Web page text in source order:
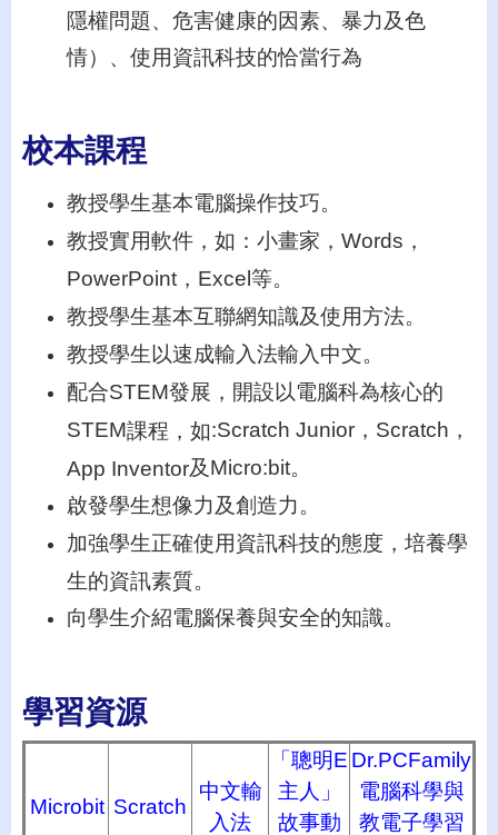
隱權問題、危害健康的因素、暴力及色
情）、使用資訊科技的恰當行為
校本課程
教授學生基本電腦操作技巧。
教授實用軟件，如：小畫家， Words ，
PowerPoint ，Excel 等。
教授學生基本互聯網知識及使用方法。
教授學生以速成輸入法輸入中文。
配合STEM發展，開設以電腦科為核心的
STEM課程，如:Scratch Junior，Scratch，
App Inventor及Micro:bit。
啟發學生想像力及創造力。
加強學生正確使用資訊科技的態度，培養學
生的資訊素質。
向學生介紹電腦保養與安全的知識。
學習資源
Microbit Scratch
中文輸
入法
「聰明E
主人」
故事動
Dr.PCFamily
電腦科學與
教電子學習